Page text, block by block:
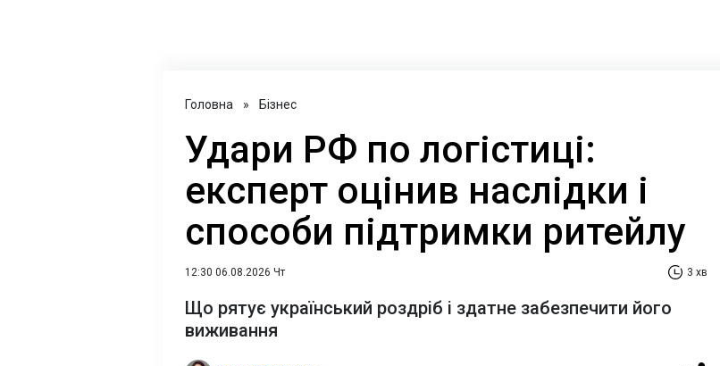
Головна » Бізнес
Удари РФ по логістиці:
експерт оцінив наслідки і
способи підтримки ритейлу
12:30 06.08.2026 Чт 3 хв
Що рятує український роздріб і здатне забезпечити його
виживання